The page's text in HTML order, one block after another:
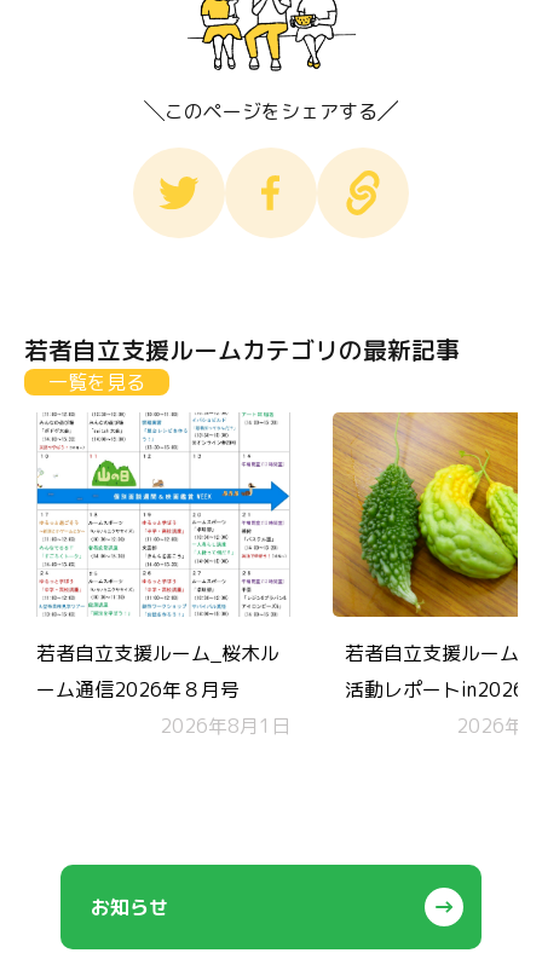
このページをシェアする
若者自立支援ルームカテゴリの最新記事
一覧を見る
若者自立支援ルーム_桜木ル
ーム通信2026年８月号
2026年8月1日
若者自立支援ルーム
活動レポートin2026.7
2026年7
お知らせ